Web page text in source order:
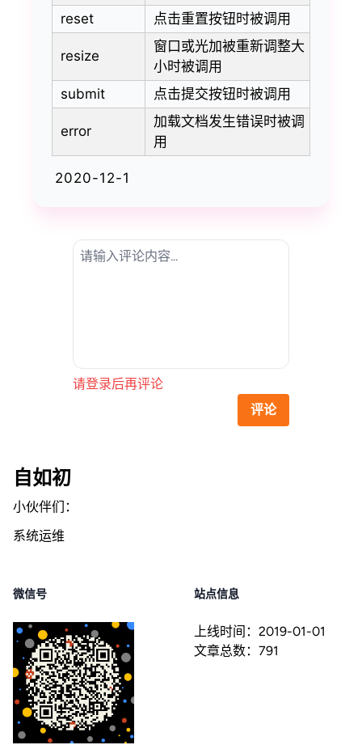
reset
点击重置按钮时被调用
resize
窗口或光加被重新调整大
小时被调用
submit
点击提交按钮时被调用
error
加载文档发生错误时被调
用
2020-12-1
请登录后再评论
评论
自如初
小伙伴们：
系统运维
微信号 站点信息
上线时间： 2019-01-01
文章总数： 791